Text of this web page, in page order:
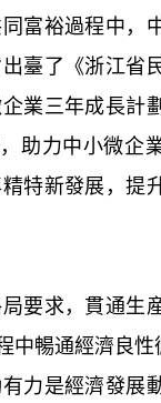
富裕過程中，
臺了《浙江省
業三年成長計
助力中小微企
特新發展，提
要求，貫通生
中暢通經濟良性
力是經濟發展